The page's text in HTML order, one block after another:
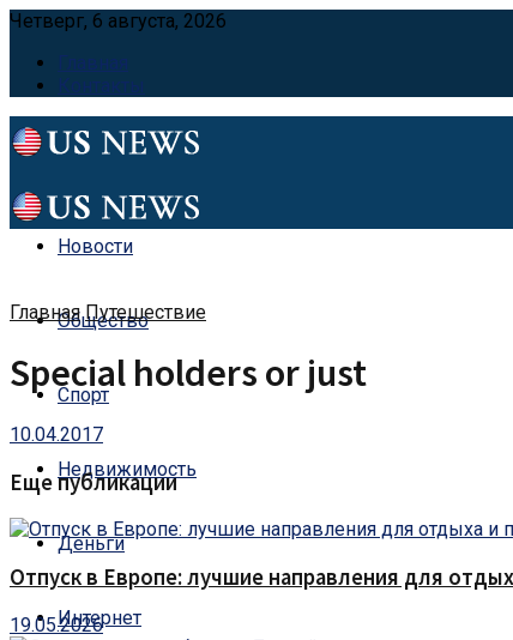
Четверг, 6 августа, 2026
Главная
Контакты
Новости
Общество
Спорт
Недвижимость
Деньги
Интернет
Главная Путешествие
Special holders or just
10.04.2017
Еще публикации
Отпуск в Европе: лучшие направления для
19.05.2026